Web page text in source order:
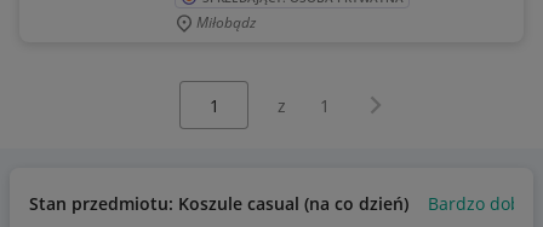
Miłobądz
z 1 Następna strona
Stan przedmiotu: Koszule casual (na co dzień) Bardzo dobry